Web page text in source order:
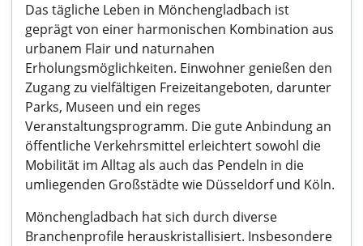
Das tägliche Leben in Mönchengladbach ist
geprägt von einer harmonischen Kombination aus
urbanem Flair und naturnahen
Erholungsmöglichkeiten. Einwohner genießen den
Zugang zu vielfältigen Freizeitangeboten, darunter
Parks, Museen und ein reges
Veranstaltungsprogramm. Die gute Anbindung an
öffentliche Verkehrsmittel erleichtert sowohl die
Mobilität im Alltag als auch das Pendeln in die
umliegenden Großstädte wie Düsseldorf und Köln.
Mönchengladbach hat sich durch diverse
Branchenprofile herauskristallisiert. Insbesondere